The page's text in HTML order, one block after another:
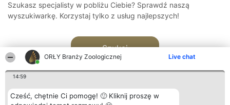
ORŁY Branży Zoologicznej Live chat
14:59
Cześć, chętnie Ci pomogę! 🙂 Kliknij proszę w
Szukasz specjalisty w pobliżu Ciebie? Sprawdź naszą
wyszukiwarkę. Korzystaj tylko z usług najlepszych!
Szukaj